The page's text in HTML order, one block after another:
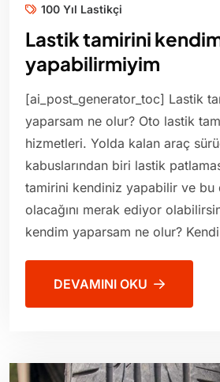
100 Yıl Lastikçi
Lastik tamirini
yapabilirmiyim
[ai_post_generator_toc] Lastik
yaparsam ne olur? Oto lastik
hizmetleri. Yolda kalan araç
kabuslarından biri lastik
tamirini kendiniz yapabilir ve bu
olacağını merak ediyor
kendim yaparsam ne olur?
DEVAMINI OKU